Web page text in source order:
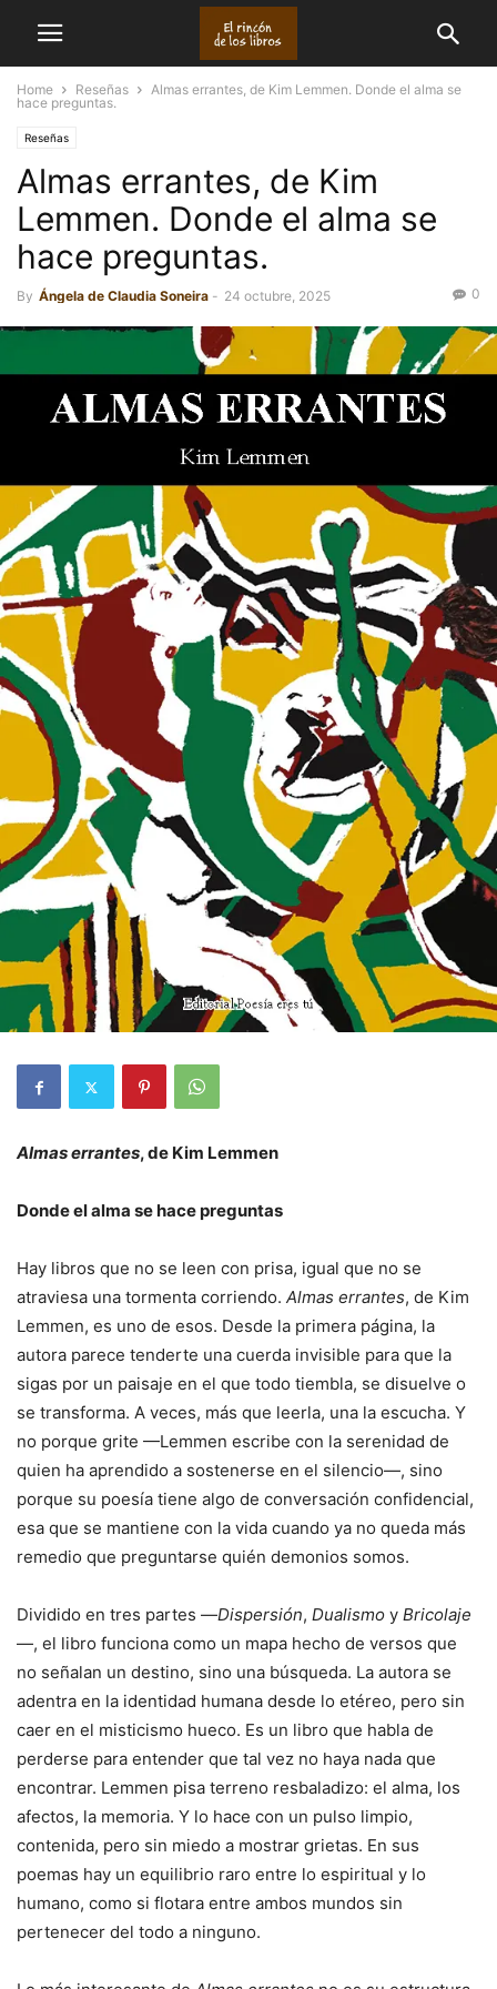
Home Reseñas
Almas errantes, de Kim Lemmen. Donde el alma se
hace preguntas.
Reseñas
Almas errantes, de Kim
Lemmen. Donde el alma se
hace preguntas.
By Ángela de Claudia Soneira - 24 octubre, 2025 0
Almas errantes, de Kim Lemmen
Donde el alma se hace preguntas
Hay libros que no se leen con prisa, igual que no se
atraviesa una tormenta corriendo. Almas errantes, de Kim
Lemmen, es uno de esos. Desde la primera página, la
autora parece tenderte una cuerda invisible para que la
sigas por un paisaje en el que todo tiembla, se disuelve o
se transforma. A veces, más que leerla, una la escucha. Y
no porque grite —Lemmen escribe con la serenidad de
quien ha aprendido a sostenerse en el silencio—, sino
porque su poesía tiene algo de conversación confidencial,
esa que se mantiene con la vida cuando ya no queda más
remedio que preguntarse quién demonios somos.
Dividido en tres partes —Dispersión, Dualismo y Bricolaje
—, el libro funciona como un mapa hecho de versos que
no señalan un destino, sino una búsqueda. La autora se
adentra en la identidad humana desde lo etéreo, pero sin
caer en el misticismo hueco. Es un libro que habla de
perderse para entender que tal vez no haya nada que
encontrar. Lemmen pisa terreno resbaladizo: el alma, los
afectos, la memoria. Y lo hace con un pulso limpio,
contenida, pero sin miedo a mostrar grietas. En sus
poemas hay un equilibrio raro entre lo espiritual y lo
humano, como si flotara entre ambos mundos sin
pertenecer del todo a ninguno.